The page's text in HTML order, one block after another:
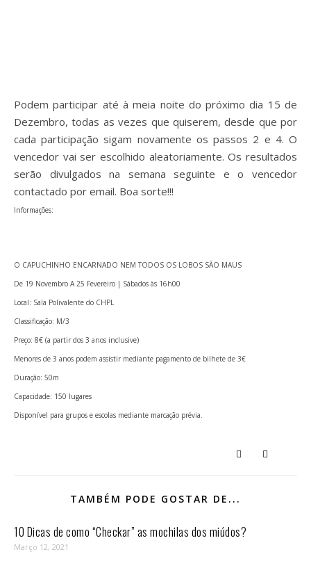
Podem participar até à meia noite do próximo dia 15 de
Dezembro, todas as vezes que quiserem, desde que por
cada participação sigam novamente os passos 2 e 4. O
vencedor vai ser escolhido aleatoriamente. Os resultados
serão divulgados na semana seguinte e o vencedor
contactado por email. Boa sorte!!!
Informações:
O CAPUCHINHO ENCARNADO NEM TODOS OS LOBOS SÃO MAUS
De 19 Novembro A 25 Fevereiro | Sábados às 16h00
Local: Sala Polivalente do CHPL
Classificação: M/3
Preço: 8€ (a partir dos 3 anos inclusive)
Menores de 3 anos podem assistir mediante pagamento de bilhete de 3€
Duração: 50m
Capacidade: 150 lugares
Disponível para grupos e escolas mediante marcação prévia.
TAMBÉM PODE GOSTAR DE...
10 Dicas de como “Checkar” as mochilas dos miúdos?
Março 12, 2021